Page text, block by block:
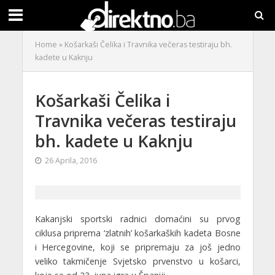
Home » Košarkaši Čelika i Travnika večeras testiraju bh.
kadete u Kaknju
Košarkaši Čelika i
Travnika večeras testiraju
bh. kadete u Kaknju
26 Aprila, 2016
Kakanjski sportski radnici domaćini su prvog
ciklusa priprema ‘zlatnih’ košarkaških kadeta Bosne
i Hercegovine, koji se pripremaju za još jedno
veliko takmičenje Svjetsko prvenstvo u košarci,